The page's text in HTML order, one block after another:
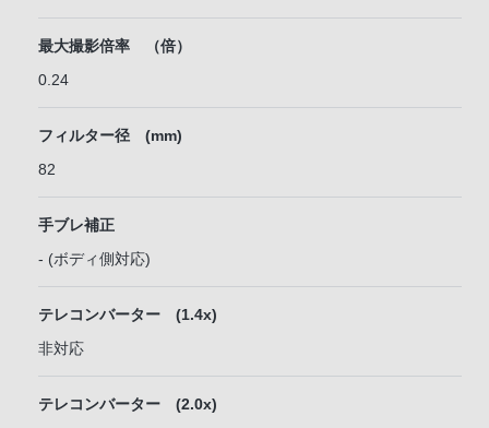
最大撮影倍率 （倍）
0.24
フィルター径 (mm)
82
手ブレ補正
- (ボディ側対応)
テレコンバーター (1.4x)
非対応
テレコンバーター (2.0x)